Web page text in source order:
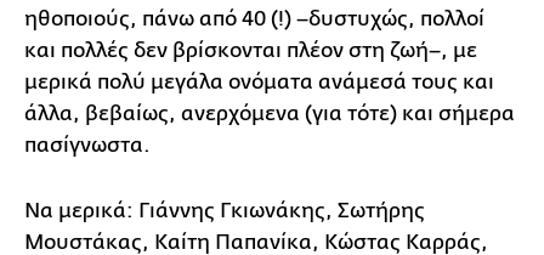
ηθοποιούς, πάνω από 40 (!) –δυστυχώς, πολλοί
και πολλές δεν βρίσκονται πλέον στη ζωή–, με
μερικά πολύ μεγάλα ονόματα ανάμεσά τους και
άλλα, βεβαίως, ανερχόμενα (για τότε) και σήμερα
πασίγνωστα.
Να μερικά: Γιάννης Γκιωνάκης, Σωτήρης
Μουστάκας, Καίτη Παπανίκα, Κώστας Καρράς,